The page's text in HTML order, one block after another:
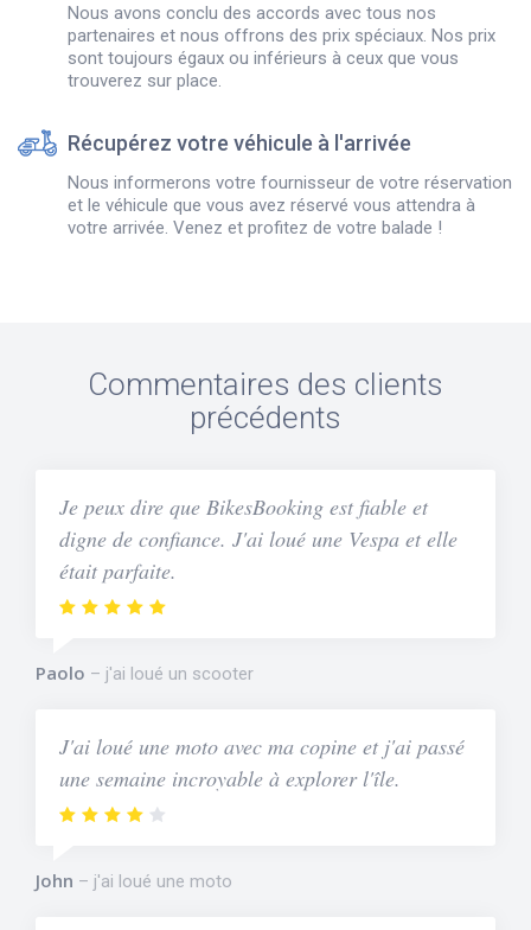
Nous avons conclu des accords avec tous nos
partenaires et nous offrons des prix spéciaux. Nos prix
sont toujours égaux ou inférieurs à ceux que vous
trouverez sur place.
Récupérez votre véhicule à l'arrivée
Nous informerons votre fournisseur de votre réservation
et le véhicule que vous avez réservé vous attendra à
votre arrivée. Venez et profitez de votre balade !
Commentaires des clients
précédents
Je peux dire que BikesBooking est fiable et
digne de confiance. J'ai loué une Vespa et elle
était parfaite.
Paolo j'ai loué un scooter
J'ai loué une moto avec ma copine et j'ai passé
une semaine incroyable à explorer l'île.
John j'ai loué une moto